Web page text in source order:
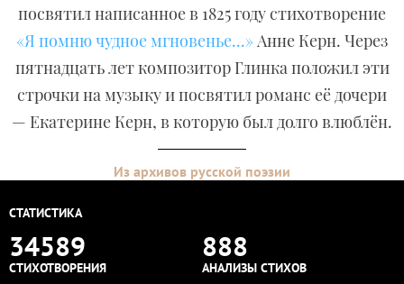
посвятил написанное в 1825 году стихотворение
«Я помню чудное мгновенье...»Анне Керн. Через
пятнадцать лет композитор Глинка положил эти
строчки на музыку и посвятил романс её дочери
— Екатерине Керн, в которую был долго влюблён.
Из архивов русской поэзии
СТАТИСТИКА
34589
СТИХОТВОРЕНИЯ
888
АНАЛИЗЫ СТИХОВ